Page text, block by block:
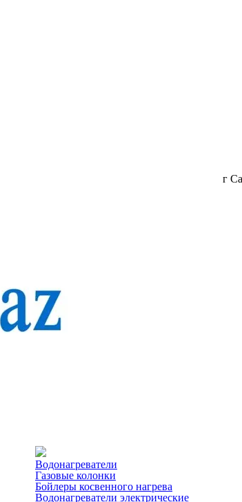
г
Водонагреватели
Газовые колонки
Бойлеры косвенного нагрева
Водонагреватели электрические